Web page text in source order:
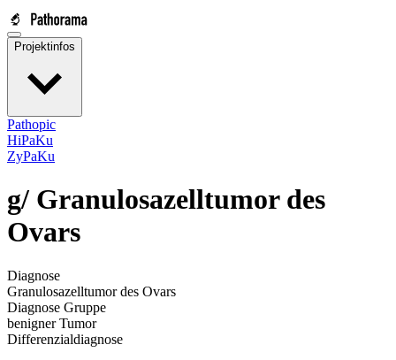
Projektinfos
Pathopic
HiPaKu
ZyPaKu
g/ Granulosazelltumor des
Ovars
Diagnose
Granulosazelltumor des Ovars
Diagnose Gruppe
benigner Tumor
Differenzialdiagnose